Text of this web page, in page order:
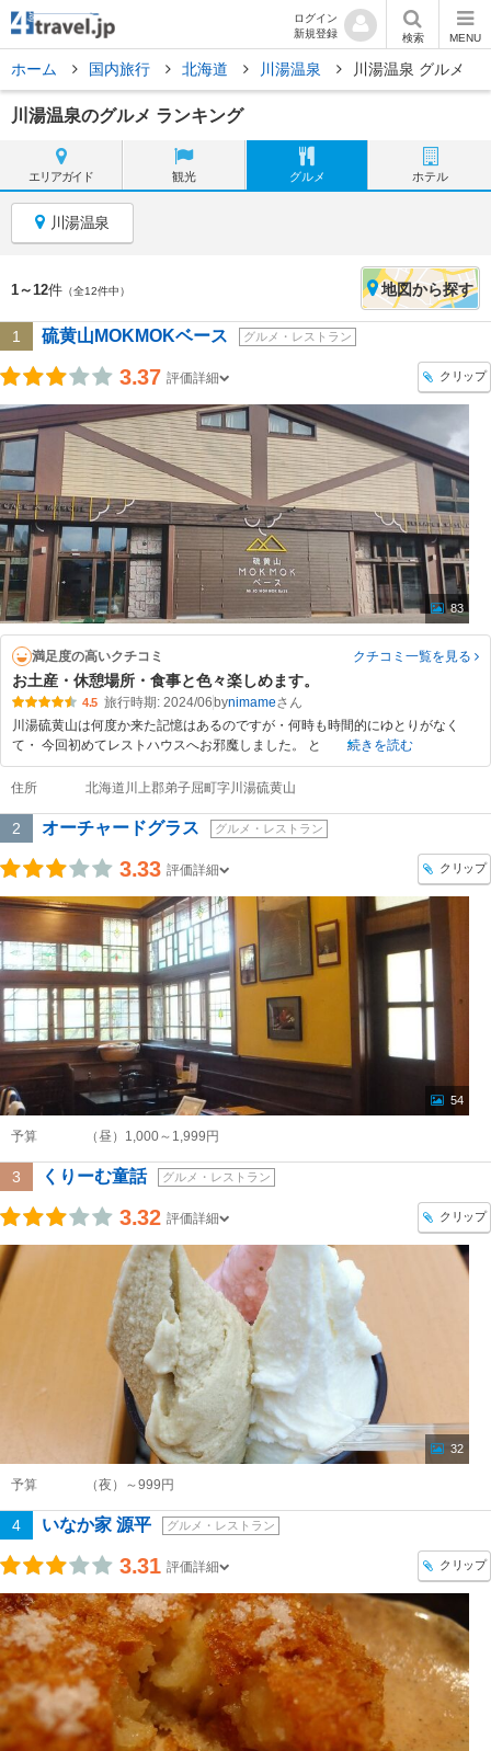
ログイン
新規登録
検索 MENU
ホーム 国内旅行 北海道 川湯温泉 川湯温泉 グルメ
川湯温泉のグルメ ランキング
エリアガイド 観光 グルメ ホテル
川湯温泉
1～12件 （全12件中） 地図から探す
1 硫黄山MOKMOKベース グルメ・レストラン
3.37 評価詳細 クリップ
83
満足度の高いクチコミ クチコミ一覧を見る
お土産・休憩場所・食事と色々楽しめます。
4.5 旅行時期: 2024/06 bynimame
川湯硫黄山は何度か来た記憶はあるのですが・何時も時間的にゆとりがなく
て・ 今回初めてレストハウスへお邪魔しました。 と
続きを読む
住所 北海道川上郡弟子屈町字川湯硫黄山
2 オーチャードグラス グルメ・レストラン
3.33 評価詳細 クリップ
54
予算 （昼）1,000～1,999円
3 くりーむ童話 グルメ・レストラン
3.32 評価詳細 クリップ
32
予算 （夜）～999円
4 いなか家 源平 グルメ・レストラン
3.31 評価詳細 クリップ